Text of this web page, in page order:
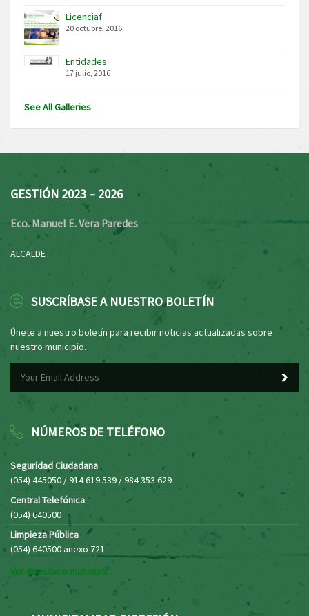
Licenciaf
20 octubre, 2016
Entidades
17 julio, 2016
See All Galleries
GESTIÓN 2023 – 2026
Eco. Manuel E. Vera Paredes
ALCALDE
SUSCRÍBASE A NUESTRO BOLETÍN
Únete a nuestro boletín para recibir noticias actualizadas sobre
nuestro municipio.
NÚMEROS DE TELÉFONO
Seguridad Ciudadana
(054) 445050 / 914 619 539 / 984 353 629
Central Telefónica
(054) 640500
Limpieza Pública
(054) 640500 anexo 721
Ver directorio municipal